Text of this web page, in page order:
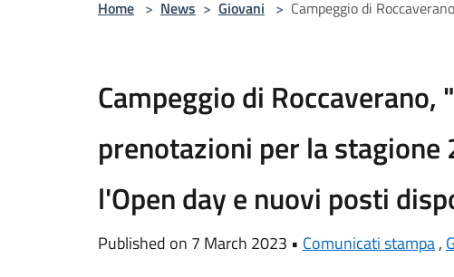
Home > News > Giovani > Campeggio di
Campeggio di
prenotazioni per la
l'Open day e nuovi posti
Published on 7 March 2023 • Comunicati stampa,